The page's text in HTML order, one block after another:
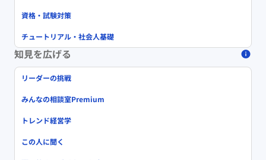
資格・試験対策
チュートリアル・社会人基礎
知見を広げる
リーダーの挑戦
みんなの相談室Premium
トレンド経営学
この人に聞く